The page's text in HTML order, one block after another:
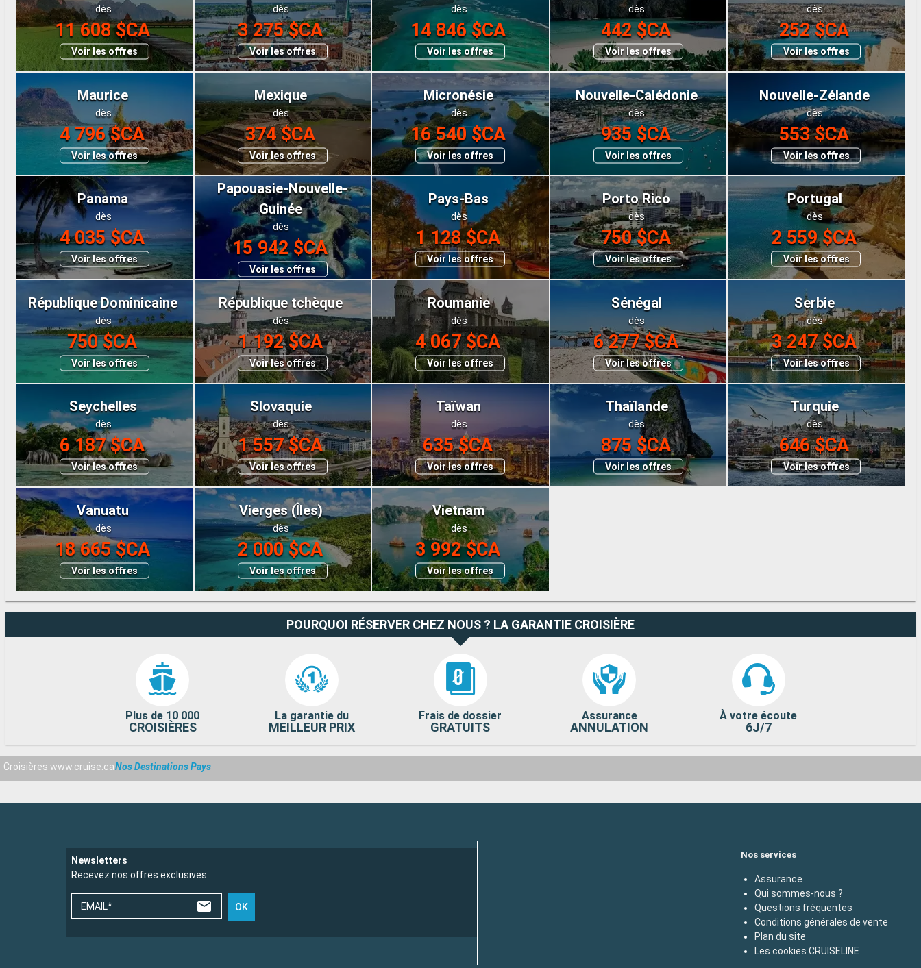
dès
11 608 $CA
Voir les offres
dès
3 275 $CA
Voir les offres
dès
14 846 $CA
Voir les offres
dès
442 $CA
Voir les offres
dès
252 $CA
Voir les offres
Maurice
dès
4 796 $CA
Voir les offres
Mexique
dès
374 $CA
Voir les offres
Micronésie
dès
16 540 $CA
Voir les offres
Nouvelle-Calédonie
dès
935 $CA
Voir les offres
Nouvelle-Zélande
dès
553 $CA
Voir les offres
Panama
dès
4 035 $CA
Voir les offres
Papouasie-Nouvelle-
Guinée
dès
15 942 $CA
Voir les offres
Pays-Bas
dès
1 128 $CA
Voir les offres
Porto Rico
dès
750 $CA
Voir les offres
Portugal
dès
2 559 $CA
Voir les offres
République Dominicaine
dès
750 $CA
Voir les offres
République tchèque
dès
1 192 $CA
Voir les offres
Roumanie
dès
4 067 $CA
Voir les offres
Sénégal
dès
6 277 $CA
Voir les offres
Serbie
dès
3 247 $CA
Voir les offres
Seychelles
dès
6 187 $CA
Voir les offres
Slovaquie
dès
1 557 $CA
Voir les offres
Taïwan
dès
635 $CA
Voir les offres
Thaïlande
dès
875 $CA
Voir les offres
Turquie
dès
646 $CA
Voir les offres
Vanuatu
dès
18 665 $CA
Voir les offres
Vierges (Îles)
dès
2 000 $CA
Voir les offres
Vietnam
dès
3 992 $CA
Voir les offres
POURQUOI RÉSERVER CHEZ NOUS ? LA GARANTIE CROISIÈRE
Plus de 10 000
CROISIÈRES
La garantie du
MEILLEUR PRIX
Frais de dossier
GRATUITS
Assurance
ANNULATION
À votre écoute
6J/7
Croisières www.cruise.caNos Destinations Pays
Newsletters
Recevez nos offres exclusives
EMAIL* OK
Nos services
Assurance
Qui sommes-nous ?
Questions fréquentes
Conditions générales de vente
Plan du site
Les cookies CRUISELINE